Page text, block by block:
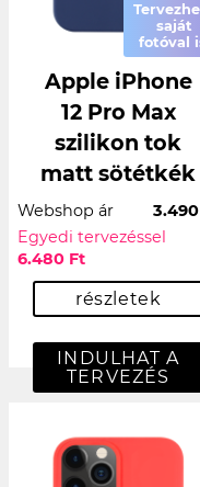
saját
fotóval
Apple iPhone
12 Pro Max
szilikon tok
matt sötétkék
Webshop ár
Egyedi tervezéssel
6.480 Ft
részletek
INDULHAT A
TERVEZÉS